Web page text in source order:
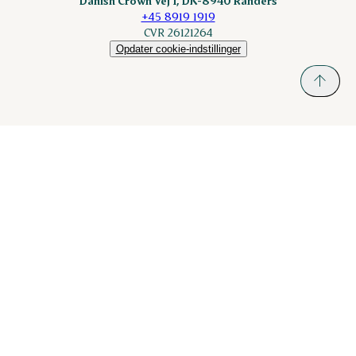
+45 8919 1919
CVR 26121264
Opdater cookie-indstillinger